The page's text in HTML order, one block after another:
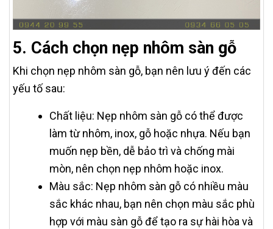
5. Cách chọn nẹp nhôm sàn gỗ
Khi chọn nẹp nhôm sàn gỗ, bạn nên lưu ý đến các
yếu tố sau:
Chất liệu: Nẹp nhôm sàn gỗ có thể được
làm từ nhôm, inox, gỗ hoặc nhựa. Nếu bạn
muốn nẹp bền, dễ bảo trì và chống mài
mòn, nên chọn nẹp nhôm hoặc inox.
Màu sắc: Nẹp nhôm sàn gỗ có nhiều màu
sắc khác nhau, bạn nên chọn màu sắc phù
hợp với màu sàn gỗ để tạo ra sự hài hòa và